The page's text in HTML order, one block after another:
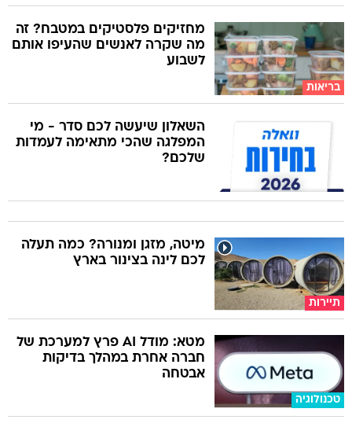
בריאות
מחזיקים פלסטיקים במטבח? זה
מה שקרה לאנשים שהעיפו אותם
לשבוע
השאלון שיעשה לכם סדר - מי
המפלגה שהכי מתאימה לעמדות
שלכם?
תיירות
מיטה, מזגן ומנורה? כמה תעלה
לכם לינה בצינור בארץ
טכנולוגיה
מטא: מודל AI פרץ למערכת של
חברה אחרת במהלך בדיקות
אבטחה